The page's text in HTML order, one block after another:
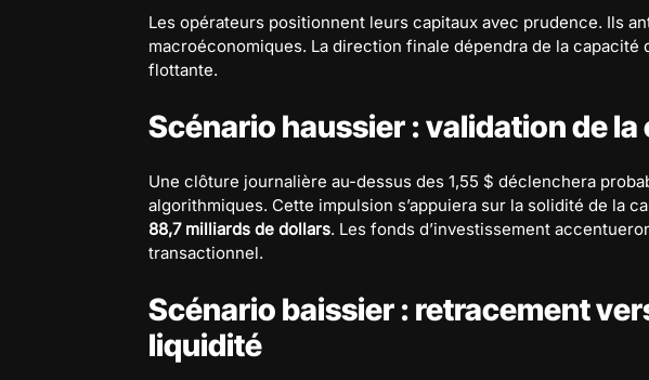
Les opérateurs positionnent leurs capitaux avec prudence. Ils
macroéconomiques. La direction finale dépendra de la capacité
flottante.
Scénario haussier : validation de
Une clôture journalière au-dessus des 1,55 $ déclenchera
algorithmiques. Cette impulsion s’appuiera sur la solidité de la
88,7 milliards de dollars. Les fonds d’investissement
transactionnel.
Scénario baissier : retracement
liquidité